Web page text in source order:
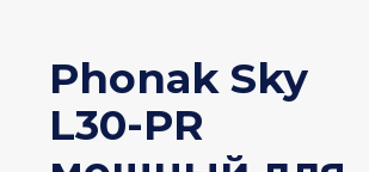
Phonak Sky
L30-PR